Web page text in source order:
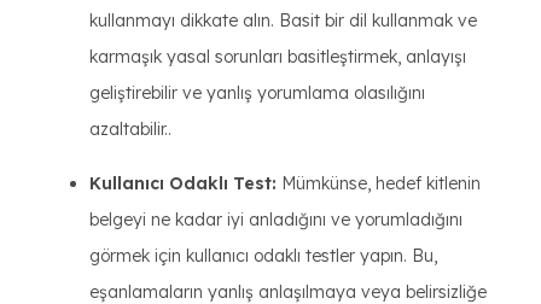
kullanmayı dikkate alın. Basit bir dil kullanmak ve
karmaşık yasal sorunları basitleştirmek, anlayışı
geliştirebilir ve yanlış yorumlama olasılığını
azaltabilir..
Kullanıcı Odaklı Test: Mümkünse, hedef kitlenin
belgeyi ne kadar iyi anladığını ve yorumladığını
görmek için kullanıcı odaklı testler yapın. Bu,
eşanlamaların yanlış anlaşılmaya veya belirsizliğe